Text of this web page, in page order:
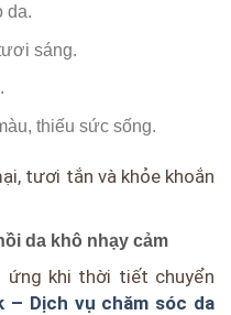
da.
sáng.
thiếu sức sống.
tươi tắn và khỏe khoắn
da khô nhạy cảm
ứng khi thời tiết chuyển
– Dịch vụ chăm sóc da